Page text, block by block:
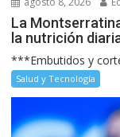
La
la nutrición
***Embutidos y
Salud y Tecnología